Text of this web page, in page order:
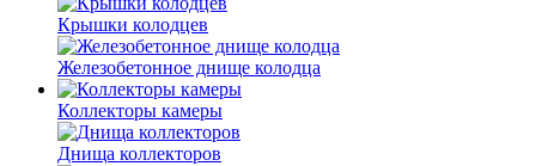
Крышки колодцев
Железобетонное днище колодца
Коллекторы камеры
Днища коллекторов